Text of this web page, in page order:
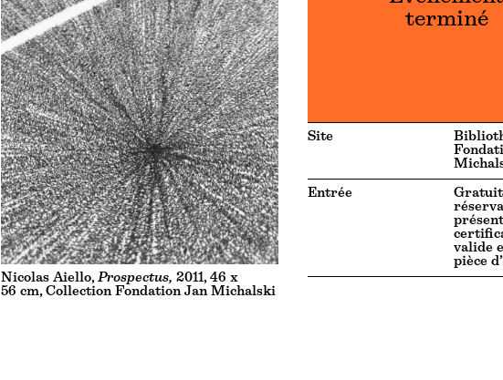
Nicolas Aiello, Prospectus, 2011, 46 x
56 cm, Collection Fondation Jan Michalski
terminé
Site
Entrée
valide
pièce